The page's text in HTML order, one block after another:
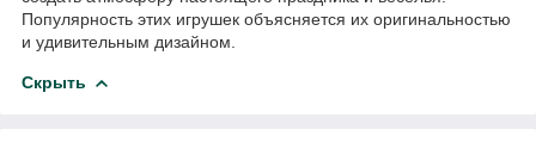
Популярность этих игрушек объясняется их оригинальностью
и удивительным дизайном.
Скрыть